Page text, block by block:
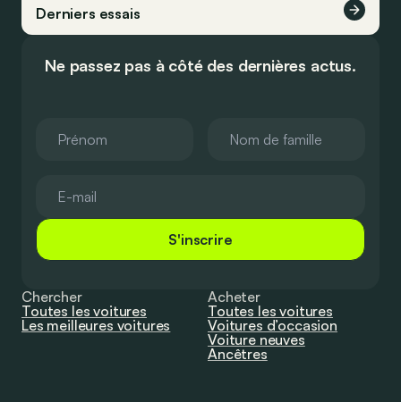
Derniers essais
Ne passez pas à côté des dernières actus.
S'inscrire
Chercher
Toutes les voitures
Les meilleures voitures
Acheter
Toutes les voitures
Voitures d’occasion
Voiture neuves
Ancêtres